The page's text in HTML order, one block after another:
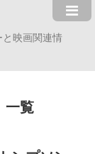
映画関連情
一覧